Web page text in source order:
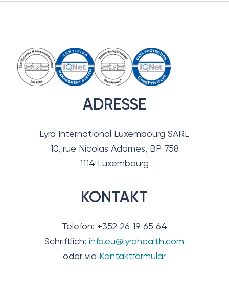
ADRESSE
Lyra International Luxembourg SARL
10, rue Nicolas Adames, BP 758
1114 Luxembourg
KONTAKT
Telefon: +352 26 19 65 64
Schriftlich:info.eu@lyrahealth.com
oder via Kontaktformular